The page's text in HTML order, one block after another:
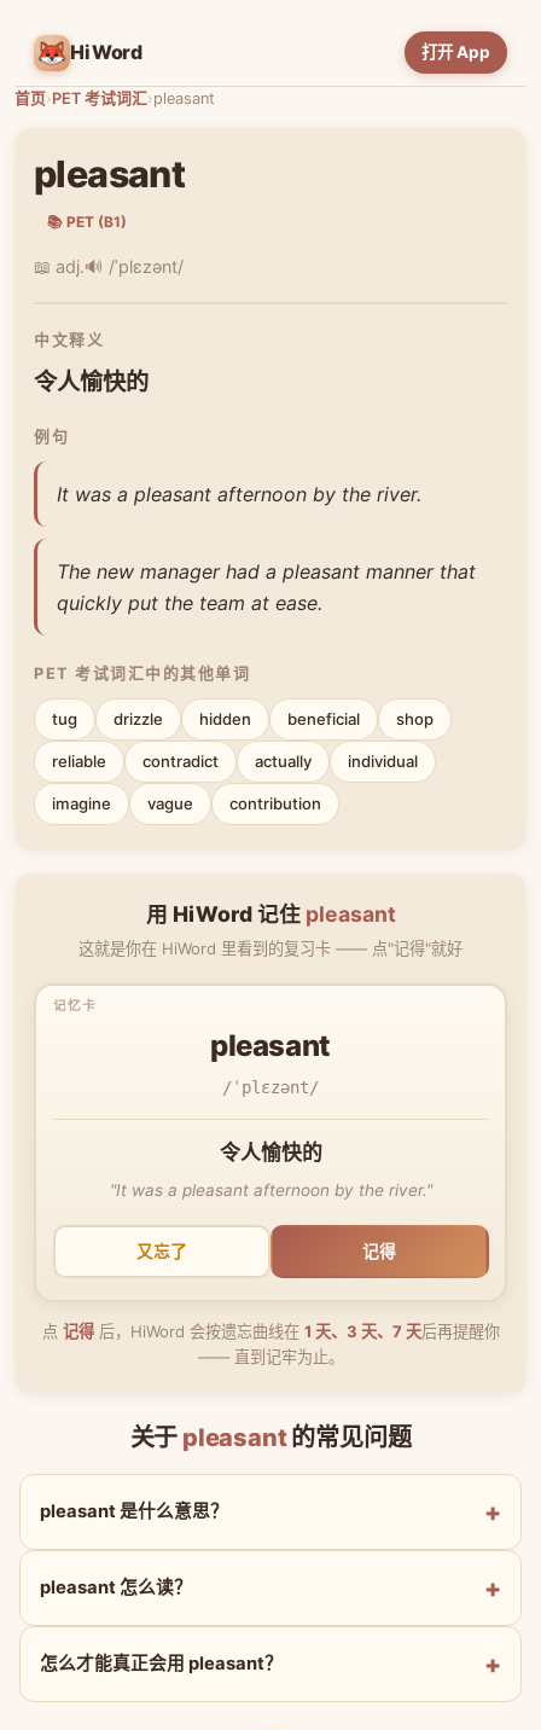
HiWord 打开 App
首页›PET 考试词汇›pleasant
pleasant
📚 PET (B1)
📖 adj.🔊 /ˈplɛzənt/
中文释义
令人愉快的
例句
It was a pleasant afternoon by the river.
The new manager had a pleasant manner that
quickly put the team at ease.
PET 考试词汇中的其他单词
tug drizzle hidden beneficial shop
reliable contradict actually individual
imagine vague contribution
用 HiWord 记住 pleasant
这就是你在 HiWord 里看到的复习卡 —— 点"记得"就好
pleasant
/ˈplɛzənt/
令人愉快的
"It was a pleasant afternoon by the river."
又忘了 记得
点 记得后，HiWord 会按遗忘曲线在 1 天、3 天、7 天后再提醒你
—— 直到记牢为止。
关于 pleasant的常见问题
pleasant 是什么意思？
pleasant 怎么读？
怎么才能真正会用 pleasant？